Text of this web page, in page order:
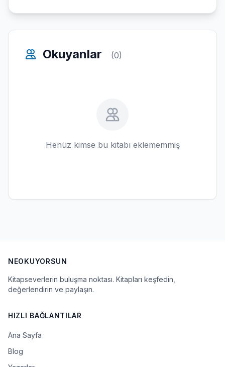
Okuyanlar (0)
Henüz kimse bu kitabı eklememmiş
NEOKUYORSUN
Kitapseverlerin buluşma noktası. Kitapları keşfedin,
değerlendirin ve paylaşın.
HIZLI BAĞLANTILAR
Ana Sayfa
Blog